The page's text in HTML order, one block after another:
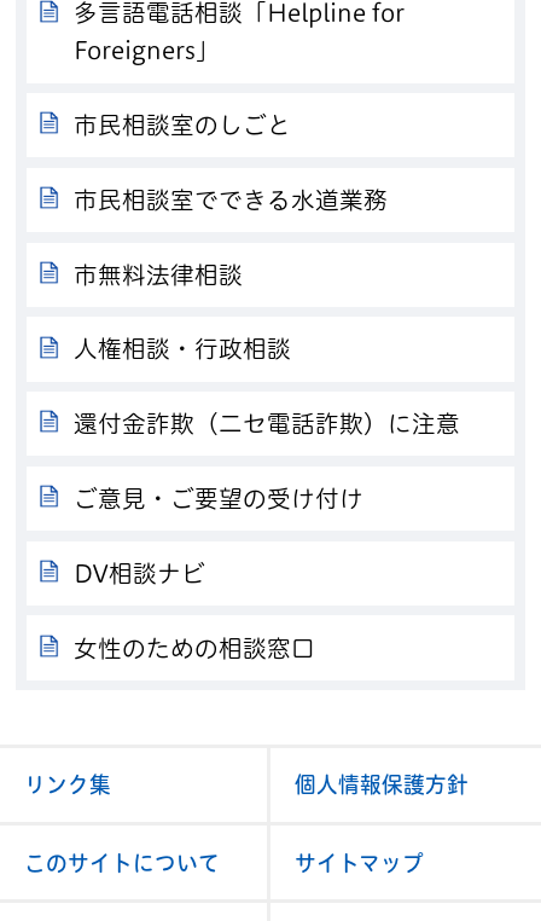
多言語電話相談「Helpline for
Foreigners」
市民相談室のしごと
市民相談室でできる水道業務
市無料法律相談
人権相談・行政相談
還付金詐欺（二セ電話詐欺）に注意
ご意見・ご要望の受け付け
DV相談ナビ
女性のための相談窓口
リンク集 個人情報保護方針
このサイトについて サイトマップ